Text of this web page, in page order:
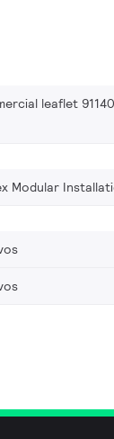
leaflet
Modular